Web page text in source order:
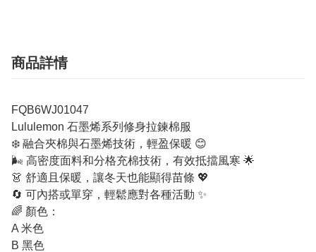
商品詳情
FQB6WJ01047
Lululemon 石墨烯系列修身拉鍊棉服
❄️ 融合夾棉與石墨烯技術，輕盈保暖 😊
🌬️ 高密度面料和分格充棉技術，有效抵擋風寒 🌟
👗 舒適且保暖，讓冬天也能顯得苗條 💖
🔄 可內搭或單穿，輕鬆應對各種活動 ✨
🌈 顏色：
A 米色
B 黑色